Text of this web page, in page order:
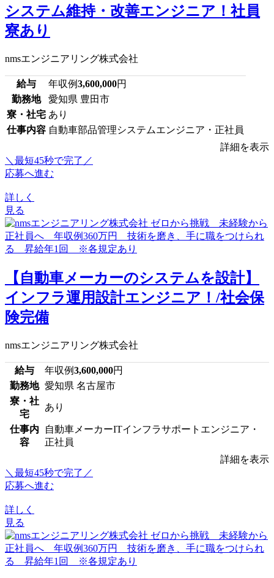
システム維持・改善エンジニア！社員
寮あり
nmsエンジニアリング株式会社
給与 年収例3,600,000円
勤務地
愛知県 豊田市
寮・社宅 あり
仕事内容 自動車部品管理システムエンジニア・正社員
詳細を表示
＼最短45秒で完了／
応募へ進む
詳しく
見る
【自動車メーカーのシステムを設計】
インフラ運用設計エンジニア！/社会保
険完備
nmsエンジニアリング株式会社
給与 年収例3,600,000円
勤務地 愛知県 名古屋市
寮・社
宅
あり
仕事内
容
自動車メーカーITインフラサポートエンジニア・
正社員
詳細を表示
＼最短45秒で完了／
応募へ進む
詳しく
見る